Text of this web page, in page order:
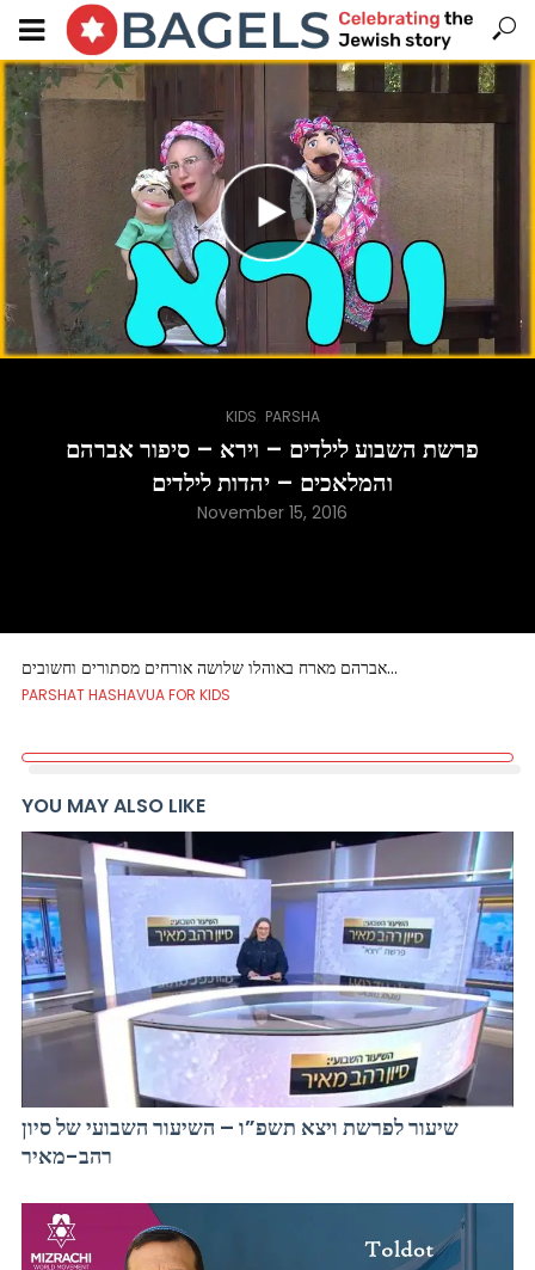
KIDS PARSHA
פרשת השבוע לילדים – וירא – סיפור אברהם
והמלאכים – יהדות לילדים
November 15, 2016
אברהם מארח באוהלו שלושה אורחים מסתורים וחשובים…
PARSHAT HASHAVUA FOR KIDS
YOU MAY ALSO LIKE
שיעור לפרשת ויצא תשפ”ו – השיעור השבועי של סיון
רהב-מאיר